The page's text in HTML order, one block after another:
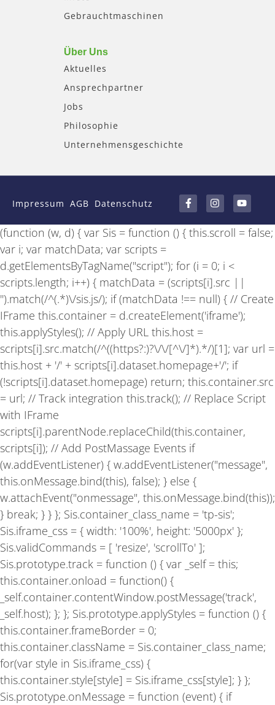
Gebrauchtmaschinen
Über Uns
Aktuelles
Ansprechpartner
Jobs
Philosophie
Unternehmensgeschichte
Impressum AGB Datenschutz
a
c
e
b
o
-
n
s
t
a
g
m
o
u
t
u
b
(function (w, d) { var Sis = function () { this.scroll = false;
var i; var matchData; var scripts =
d.getElementsByTagName("script"); for (i = 0; i <
scripts.length; i++) { matchData = (scripts[i].src ||
'').match(/^(.*)\/sis.js/); if (matchData !== null) { // Create
IFrame this.container = d.createElement('iframe');
this.applyStyles(); // Apply URL this.host =
scripts[i].src.match(/^((https?:)?\/\/[^\/]*).*/)[1]; var url =
this.host + '/' + scripts[i].dataset.homepage+'/'; if
(!scripts[i].dataset.homepage) return; this.container.src
= url; // Track integration this.track(); // Replace Script
with IFrame
scripts[i].parentNode.replaceChild(this.container,
scripts[i]); // Add PostMassage Events if
(w.addEventListener) { w.addEventListener("message",
this.onMessage.bind(this), false); } else {
w.attachEvent("onmessage", this.onMessage.bind(this));
} break; } } }; Sis.container_class_name = 'tp-sis';
Sis.iframe_css = { width: '100%', height: '5000px' };
Sis.validCommands = [ 'resize', 'scrollTo' ];
Sis.prototype.track = function () { var _self = this;
this.container.onload = function() {
_self.container.contentWindow.postMessage('track',
_self.host); }; }; Sis.prototype.applyStyles = function () {
this.container.frameBorder = 0;
this.container.className = Sis.container_class_name;
for(var style in Sis.iframe_css) {
this.container.style[style] = Sis.iframe_css[style]; } };
Sis.prototype.onMessage = function (event) { if